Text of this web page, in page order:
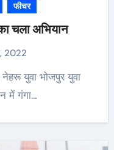
फीचर
चला अभियान
2022
में गंगा…